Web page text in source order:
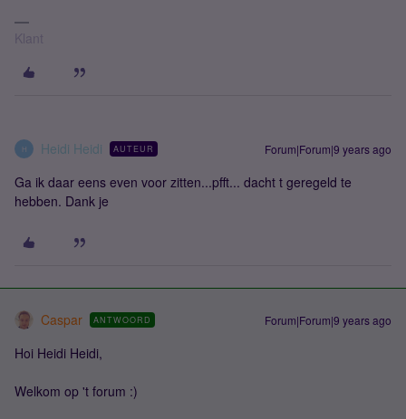
Klant
H Heidi Heidi AUTEUR Forum|Forum|9 years ago
Ga ik daar eens even voor zitten...pfft... dacht t geregeld te
hebben. Dank je
Caspar ANTWOORD Forum|Forum|9 years ago
Hoi Heidi Heidi,
Welkom op 't forum :)